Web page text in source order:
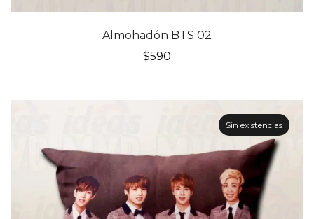
Almohadón BTS 02
$590
Sin existencias